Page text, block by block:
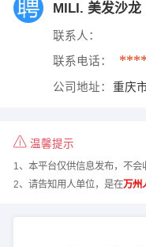
MILI. 美发沙龙
联系人：
联系电话： ****
公司地址： 重庆
温馨提示
1、本平台仅供信息发布，不会
2、请告知用人单位，是在万州